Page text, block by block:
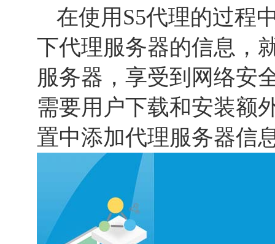
在使用S5代理的过程
下代理服务器的信息，
服务器，享受到网络安
需要用户下载和安装额
置中添加代理服务器信